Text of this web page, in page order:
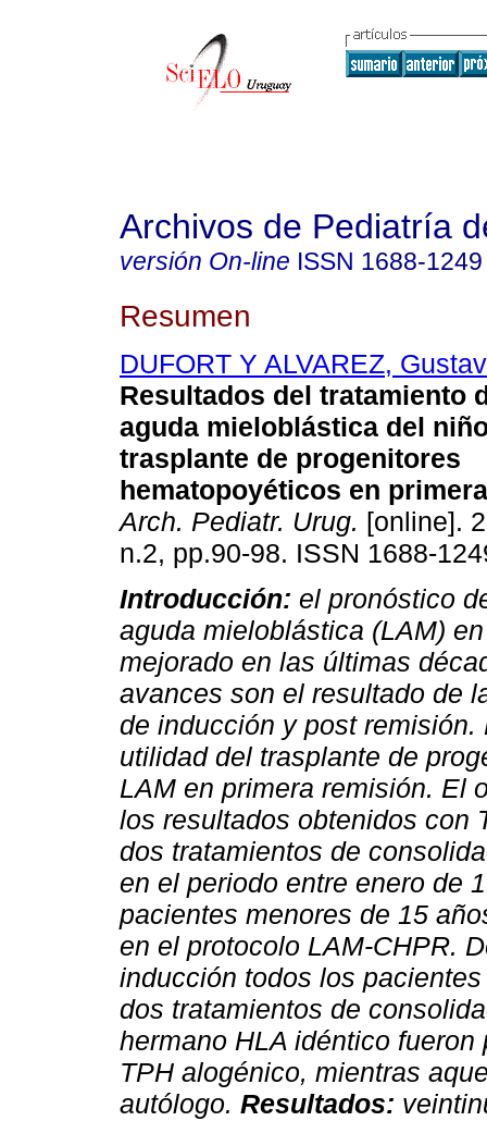
Archivos de Pediatría
versión On-line ISSN 1688-1249
Resumen
DUFORT Y ALVAREZ,
Resultados del tratamiento
aguda mieloblástica del
trasplante de progenitores
hematopoyéticos en
Arch. Pediatr. Urug. [online].
n.2, pp.90-98. ISSN 1688-
Introducción: el pronóstico
aguda mieloblástica (LAM)
mejorado en las últimas
avances son el resultado de
de inducción y post
utilidad del trasplante de
LAM en primera remisión. El
los resultados obtenidos con
dos tratamientos de
en el periodo entre enero de
pacientes menores de 15
en el protocolo LAM-CHPR.
inducción todos los
dos tratamientos de
hermano HLA idéntico
TPH alogénico, mientras
autólogo. Resultados: